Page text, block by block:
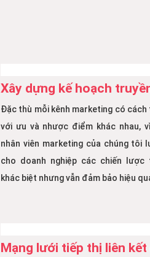
Xây dựng kế hoạch
Đặc thù mỗi kênh marketing có cách
với ưu và nhược điểm khác nhau,
nhân viên marketing của chúng tôi
cho doanh nghiệp các chiến lược
khác biệt nhưng vẫn đảm bảo hiệu
Mạng lưới tiếp thị liên kết